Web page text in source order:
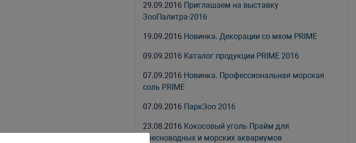
29.09.2016 Приглашаем на выставку
ЗооПалитра-2016
19.09.2016 Новинка. Декорации со мхом PRIME
09.09.2016 Каталог продукции PRIME 2016
07.09.2016 Новинка. Профессиональная морская
соль PRIME
07.09.2016 ПаркЗоо 2016
23.08.2016 Кокосовый уголь Прайм для
пресноводных и морских аквариумов